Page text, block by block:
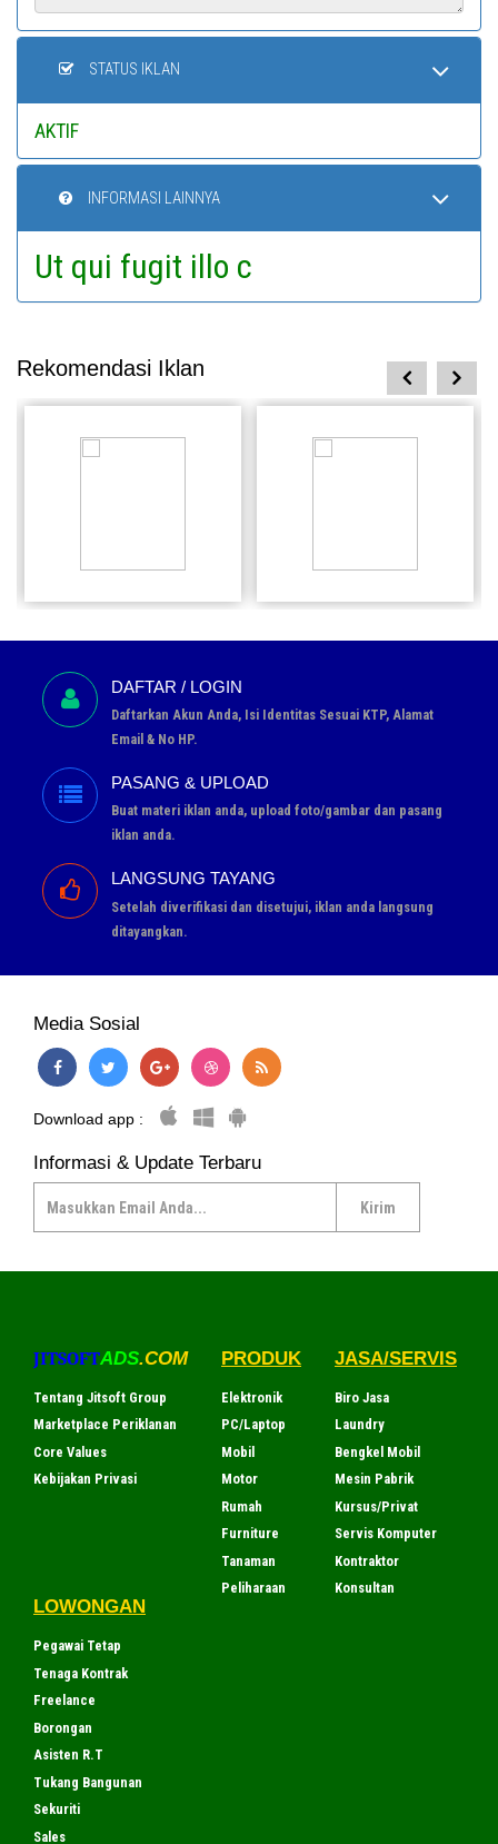
STATUS IKLAN
AKTIF
INFORMASI LAINNYA
Ut qui fugit illo c
Rekomendasi Iklan prev next
DAFTAR / LOGIN
Daftarkan Akun Anda, Isi Identitas Sesuai KTP, Alamat
Email & No HP.
PASANG & UPLOAD
Buat materi iklan anda, upload foto/gambar dan pasang
iklan anda.
LANGSUNG TAYANG
Setelah diverifikasi dan disetujui, iklan anda langsung
ditayangkan.
Media Sosial
Download app :
Informasi & Update Terbaru
JITSOFTADS.COM
Tentang Jitsoft Group
Marketplace Periklanan
Core Values
Kebijakan Privasi
PRODUK
Elektronik
PC/Laptop
Mobil
Motor
Rumah
Furniture
Tanaman
Peliharaan
JASA/SERVIS
Biro Jasa
Laundry
Bengkel Mobil
Mesin Pabrik
Kursus/Privat
Servis Komputer
Kontraktor
Konsultan
LOWONGAN
Pegawai Tetap
Tenaga Kontrak
Freelance
Borongan
Asisten R.T
Tukang Bangunan
Sekuriti
Sales